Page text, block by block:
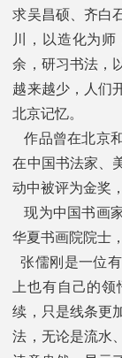
求吴昌硕、齐白
川，以造化为
余，研习书法，
越来越少，人们
北京记忆。
作品曾在北京
在中国书法家、
动中被评为金奖
现为中国书画
华夏书画院院士
张儒刚是一位
上也有自己的
续，只是线条更
法，无论是流水